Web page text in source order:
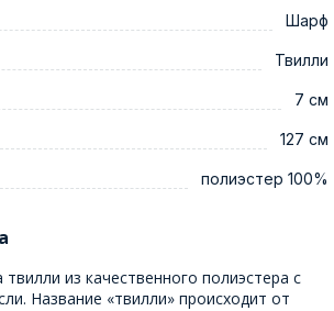
Шарф
Твилли
7 см
127 см
полиэстер 100%
из качественного полиэстера с
Название «твилли» происходит от